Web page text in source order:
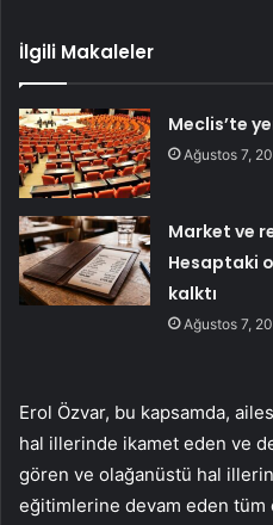
İlgili Makaleler
Meclis’te
Ağustos 7,
Market ve
Hesaptaki
kalktı
Ağustos 7,
Erol Özvar, bu kapsamda,
hal illerinde ikamet eden ve
gören ve olağanüstü hal
eğitimlerine devam eden tüm